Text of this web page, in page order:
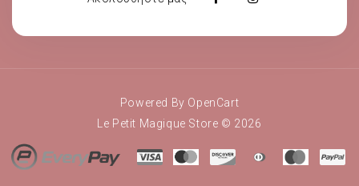
Powered By OpenCart
Le Petit Magique Store © 2026